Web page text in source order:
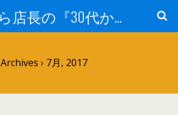
くらくら店長の『30代からのガンプラ工作』
Archives › 7月, 2017